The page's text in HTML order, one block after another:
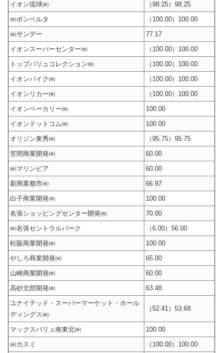
イオン琉球㈱
（98.25）98.25
㈱ボンベルタ
（100.00）100.00
㈱サンデー
77.17
イオンスーパーセンター㈱
（100.00）100.00
トップバリュコレクション㈱
（100.00）100.00
イオンバイク㈱
（100.00）100.00
イオンリカー㈱
（100.00）100.00
イオンベーカリー㈱
100.00
イオンドットコム㈱
100.00
オリジン東秀㈱
（95.75）95.75
笠間商業開発㈱
60.00
㈱マリンピア
60.00
新商業都市㈱
66.97
白子商業開発㈱
100.00
名張ショッピングセンター開発㈱
70.00
㈱名張セントラルパーク
（6.00）56.00
松阪商業開発㈱
100.00
やしろ商業開発㈱
65.00
山崎商業開発㈱
60.00
高砂北部開発㈱
63.48
ユナイテッド・スーパーマーケット・ホール
ディングス㈱
（52.41）53.68
マックスバリュ南東北㈱
100.00
㈱カスミ
（100.00）100.00